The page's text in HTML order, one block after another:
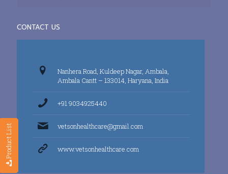
Product List
CONTACT US
Nanhera Road, Kuldeep Nagar, Ambala,
Ambala Cantt – 133014, Haryana, India
+91 9034925440
vetsonhealthcare@gmail.com
www.vetsonhealthcare.com